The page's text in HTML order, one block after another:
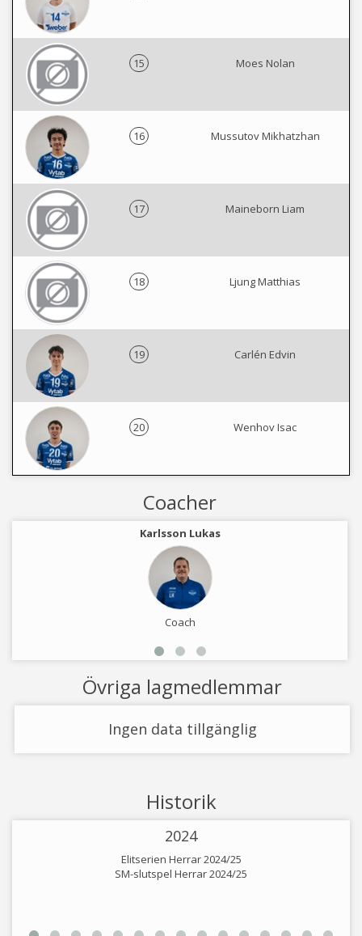
15 Moes Nolan
16 Mussutov Mikhatzhan
17 Maineborn Liam
18 Ljung Matthias
19 Carlén Edvin
20 Wenhov Isac
Coacher
Karlsson Lukas
Coach
Övriga lagmedlemmar
Ingen data tillgänglig
Historik
2024
Elitserien Herrar 2024/25
SM-slutspel Herrar 2024/25